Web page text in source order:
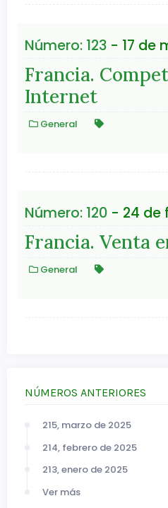
Número: 123- 17 de
Francia.
Internet
General
Número: 120- 24 de
Francia. Venta
General
NÚMEROS ANTERIORES
215, marzo de 2025
214, febrero de 2025
213, enero de 2025
Ver más